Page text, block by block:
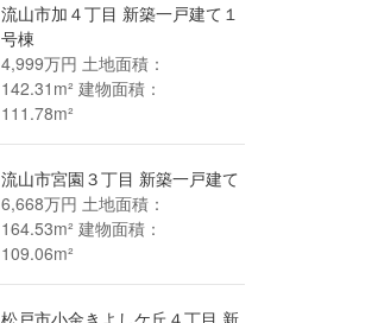
流山市加４丁目 新築一戸建て１
号棟
4,999万円 土地面積：
142.31m² 建物面積：
111.78m²
流山市宮園３丁目 新築一戸建て
6,668万円 土地面積：
164.53m² 建物面積：
109.06m²